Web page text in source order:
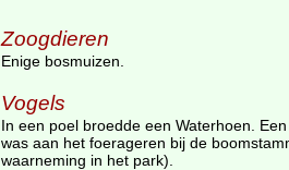
Zoogdieren
Enige bosmuizen.
Vogels
In een poel broedde een Waterhoen.
was aan het foerageren bij de
waarneming in het park).